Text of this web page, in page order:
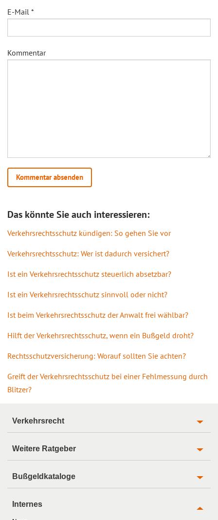
E-Mail *
Kommentar
Das könnte Sie auch interessieren:
Verkehrsrechtsschutz kündigen: So gehen Sie vor
Verkehrsrechtsschutz: Wer ist dadurch versichert?
Ist ein Verkehrsrechtsschutz steuerlich absetzbar?
Ist ein Verkehrsrechtsschutz sinnvoll oder nicht?
Ist beim Verkehrsrechtsschutz der Anwalt frei wählbar?
Hilft der Verkehrsrechtsschutz, wenn ein Bußgeld droht?
Rechtsschutzversicherung: Worauf sollten Sie achten?
Greift der Verkehrsrechtsschutz bei einer Fehlmessung durch
Blitzer?
Verkehrsrecht
Weitere Ratgeber
Bußgeldkataloge
Internes